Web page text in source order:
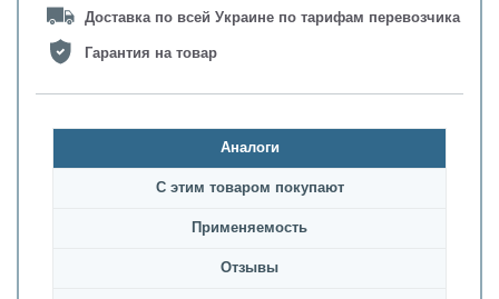
Доставка по всей Украине по тарифам перевозчика
Гарантия на товар
Аналоги
С этим товаром покупают
Применяемость
Oтзывы